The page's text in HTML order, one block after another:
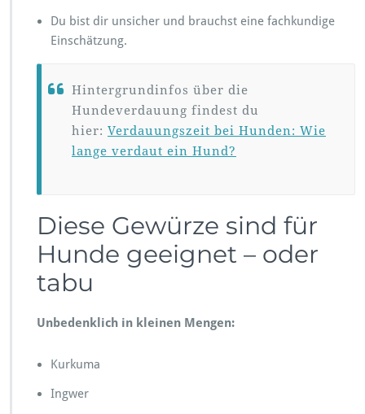
Du bist dir unsicher und brauchst eine fachkundige
Einschätzung.
Hintergrundinfos über die
Hundeverdauung findest du
hier: Verdauungszeit bei Hunden: Wie
lange verdaut ein Hund?
Diese Gewürze sind für
Hunde geeignet – oder
tabu
Unbedenklich in kleinen Mengen:
Kurkuma
Ingwer